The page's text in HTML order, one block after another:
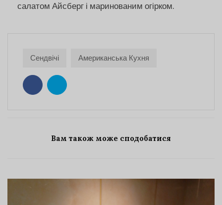
салатом Айсберг і маринованим огірком.
Сендвічі Американська Кухня
Вам також може сподобатися